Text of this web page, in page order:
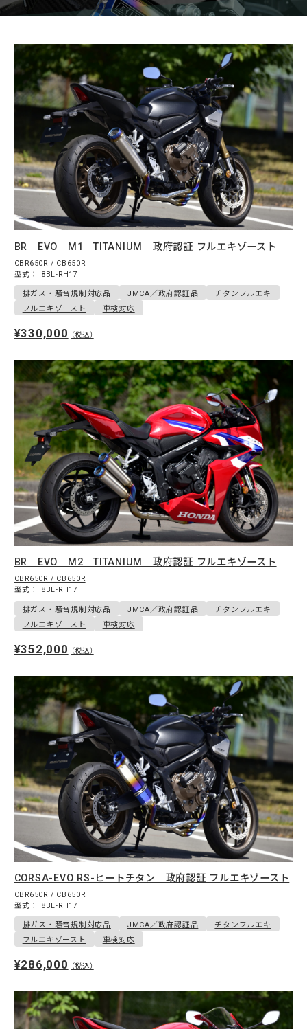
BR EVO M1 TITANIUM 政府認証 フルエキゾースト
CBR650R / CB650R
型式：
8BL-RH17
排ガス・騒音規制対応品 JMCA／政府認証品
チタンフルエキ
フルエキゾースト
車検対応
¥330,000 （税込）
BR EVO M2 TITANIUM 政府認証 フルエキゾースト
CBR650R / CB650R
型式：
8BL-RH17
排ガス・騒音規制対応品 JMCA／政府認証品
チタンフルエキ
フルエキゾースト
車検対応
¥352,000 （税込）
CORSA-EVO RS-ヒートチタン 政府認証 フルエキゾースト
CBR650R / CB650R
型式：
8BL-RH17
排ガス・騒音規制対応品 JMCA／政府認証品
チタンフルエキ
フルエキゾースト
車検対応
¥286,000 （税込）